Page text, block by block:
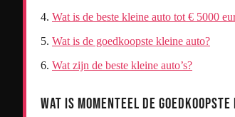
Wat is de beste kleine auto tot € 5000
Wat is de goedkoopste kleine auto?
Wat zijn de beste kleine auto’s?
Wat is momenteel de goedkoopste